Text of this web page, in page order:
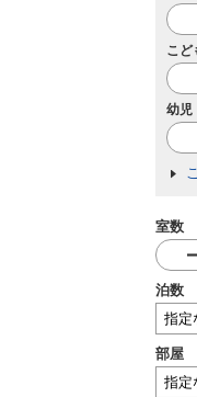
こど
幼児
室数
泊数
部屋